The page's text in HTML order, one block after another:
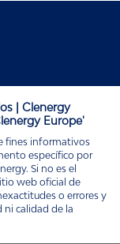
| Clenergy
Europe'
fines informativos
específico por
Si no es el
web oficial de
o errores y
ni calidad de la